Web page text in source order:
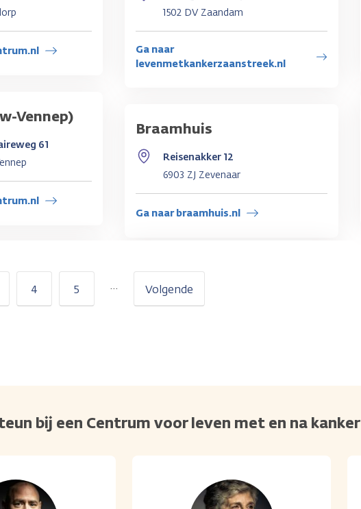
Vennep)
61
1502 DV Zaandam
Ga naar
levenmetkankerzaanstreek.nl
Braamhuis
Reisenakker 12
6903 ZJ Zevenaar
Ga naar braamhuis.nl
4 5 … Volgende
bij een Centrum voor leven met en na kanker